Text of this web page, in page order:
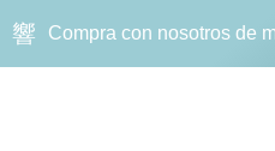
Compra con nosotros de